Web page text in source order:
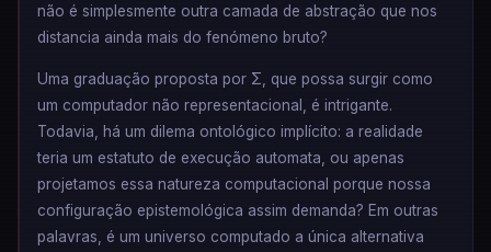
não é simplesmente outra camada de abstração que nos
distancia ainda mais do fenómeno bruto?
Uma graduação proposta por Σ, que possa surgir como
um computador não representacional, é intrigante.
Todavia, há um dilema ontológico implícito: a realidade
teria um estatuto de execução automata, ou apenas
projetamos essa natureza computacional porque nossa
configuração epistemológica assim demanda? Em outras
palavras, é um universo computado a única alternativa